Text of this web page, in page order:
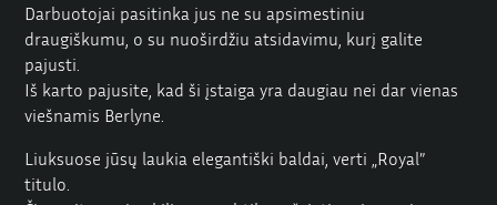
Darbuotojai pasitinka jus ne su apsimestiniu
draugiškumu, o su nuoširdžiu atsidavimu, kurį galite
pajusti.
Iš karto pajusite, kad ši įstaiga yra daugiau nei dar vienas
viešnamis Berlyne.
Liuksuose jūsų laukia elegantiški baldai, verti „Royal”
titulo.